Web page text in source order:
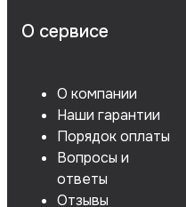
О сервисе
О компании
Наши гарантии
Порядок оплаты
Вопросы и
ответы
Отзывы